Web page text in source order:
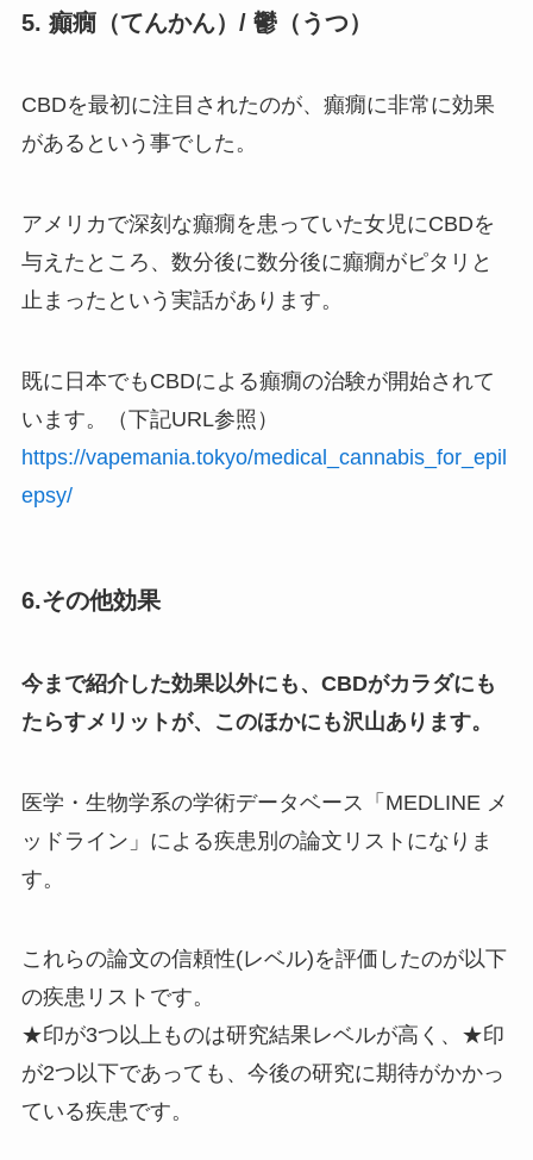
5. 癲癇（てんかん）/ 鬱（うつ）
CBDを最初に注目されたのが、癲癇に非常に効果
があるという事でした。
アメリカで深刻な癲癇を患っていた女児にCBDを
与えたところ、数分後に数分後に癲癇がピタリと
止まったという実話があります。
既に日本でもCBDによる癲癇の治験が開始されて
います。（下記URL参照）
https://vapemania.tokyo/medical_cannabis_for_epil
epsy/
6.その他効果
今まで紹介した効果以外にも、CBDがカラダにも
たらすメリットが、このほかにも沢山あります。
医学・生物学系の学術データベース「MEDLINE メ
ッドライン」による疾患別の論文リストになりま
す。
これらの論文の信頼性(レベル)を評価したのが以下
の疾患リストです。
★印が3つ以上ものは研究結果レベルが高く、★印
が2つ以下であっても、今後の研究に期待がかかっ
ている疾患です。